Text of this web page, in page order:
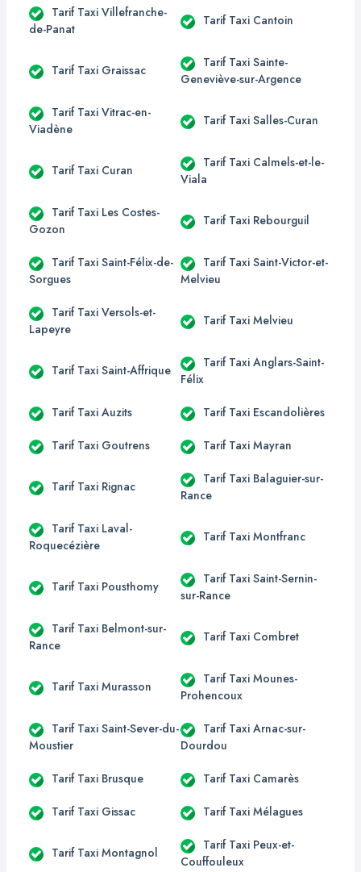
Tarif Taxi Villefranche-
de-Panat
Tarif Taxi Cantoin
Tarif Taxi Graissac
Tarif Taxi Sainte-
Geneviève-sur-Argence
Tarif Taxi Vitrac-en-
Viadène
Tarif Taxi Salles-Curan
Tarif Taxi Curan
Tarif Taxi Calmels-et-le-
Viala
Tarif Taxi Les Costes-
Gozon
Tarif Taxi Rebourguil
Tarif Taxi Saint-Félix-de-
Sorgues
Tarif Taxi Saint-Victor-et-
Melvieu
Tarif Taxi Versols-et-
Lapeyre
Tarif Taxi Melvieu
Tarif Taxi Saint-Affrique
Tarif Taxi Anglars-Saint-
Félix
Tarif Taxi Auzits Tarif Taxi Escandolières
Tarif Taxi Goutrens Tarif Taxi Mayran
Tarif Taxi Rignac
Tarif Taxi Balaguier-sur-
Rance
Tarif Taxi Laval-
Roquecézière
Tarif Taxi Montfranc
Tarif Taxi Pousthomy
Tarif Taxi Saint-Sernin-
sur-Rance
Tarif Taxi Belmont-sur-
Rance
Tarif Taxi Combret
Tarif Taxi Murasson
Tarif Taxi Mounes-
Prohencoux
Tarif Taxi Saint-Sever-du-
Moustier
Tarif Taxi Arnac-sur-
Dourdou
Tarif Taxi Brusque Tarif Taxi Camarès
Tarif Taxi Gissac Tarif Taxi Mélagues
Tarif Taxi Montagnol
Tarif Taxi Peux-et-
Couffouleux